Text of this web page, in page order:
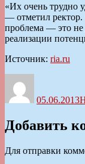
«Их очень трудно
— отметил ректор.
проблема — это не
реализации
Источник: ria.ru
05.06.2013
Добавить
Для отправки